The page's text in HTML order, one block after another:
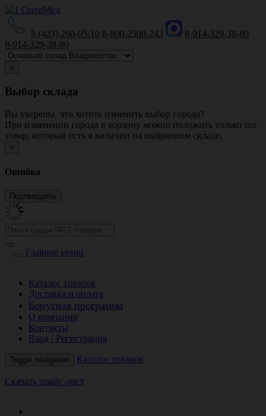
8 (423) 260-05-10 8-800-2500-243
8-914-329-38-80
8-914-329-38-80
×
Выбор склада
Вы уверены, что хотите изменить выбор города?
При изменении города в корзину можно положить только тот
товар, который есть в наличии на выбранном складе.
×
Ошибка
Главное меню
Каталог товаров
Доставка и оплата
Бонусная программа
О компании
Контакты
Вход / Регистрация
Toggle navigation Каталог товаров
Скачать прайс-лист